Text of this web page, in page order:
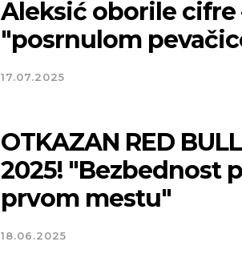
Aleksić oborile cifre
"posrnulom
17.07.2025
OTKAZAN RED
2025! "Bezbednost
prvom mestu"
18.06.2025